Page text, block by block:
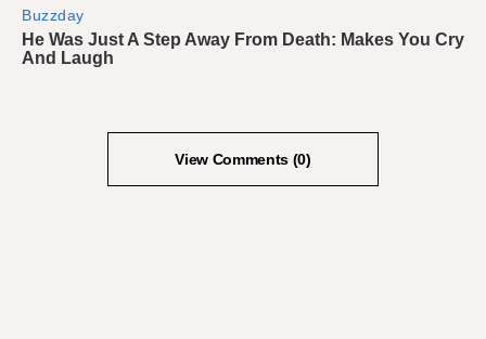
View Comments (0)